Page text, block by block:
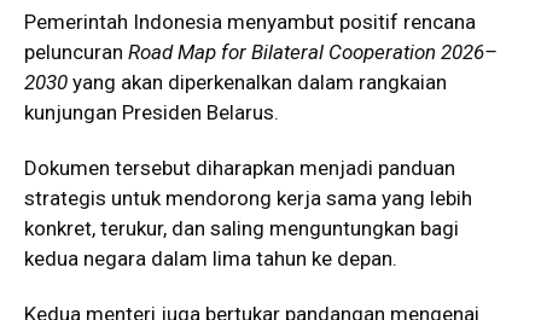
Pemerintah Indonesia menyambut positif rencana
peluncuran Road Map for Bilateral Cooperation 2026–
2030 yang akan diperkenalkan dalam rangkaian
kunjungan Presiden Belarus.
Dokumen tersebut diharapkan menjadi panduan
strategis untuk mendorong kerja sama yang lebih
konkret, terukur, dan saling menguntungkan bagi
kedua negara dalam lima tahun ke depan.
Kedua menteri juga bertukar pandangan mengenai